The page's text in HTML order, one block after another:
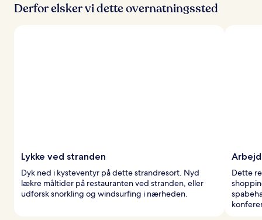
d
e
Derfor elsker vi dette overnatningssted
Lykke ved stranden
Dyk ned i kysteventyr på dette strandresort. Nyd
lækre måltider på restauranten ved stranden, eller
udforsk snorkling og windsurfing i nærheden.
Dette